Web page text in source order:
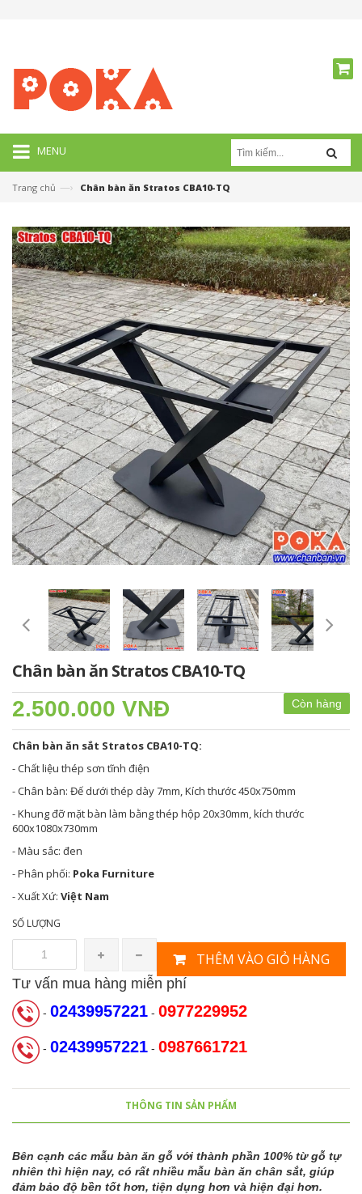
MENU
Trang chủ —› Chân bàn ăn Stratos CBA10-TQ
Chân bàn ăn Stratos CBA10-TQ
Còn hàng
2.500.000 VNĐ
Chân bàn ăn sắt Stratos CBA10-TQ:
- Chất liệu thép sơn tĩnh điện
- Chân bàn: Đế dưới thép dày 7mm, Kích thước 450x750mm
- Khung đỡ mặt bàn làm bằng thép hộp 20x30mm, kích thước
600x1080x730mm
- Màu sắc: đen
- Phân phối: Poka Furniture
- Xuất Xứ: Việt Nam
SỐ LƯỢNG
THÊM VÀO GIỎ HÀNG
Tư vấn mua hàng miễn phí
- 02439957221 - 0977229952
- 02439957221 - 0987661721
THÔNG TIN SẢN PHẨM
Bên cạnh các mẫu bàn ăn gỗ với thành phần 100% từ gỗ tự
nhiên thì hiện nay, có rất nhiều mẫu bàn ăn chân sắt, giúp
đảm bảo độ bền tốt hơn, tiện dụng hơn và hiện đại hơn.